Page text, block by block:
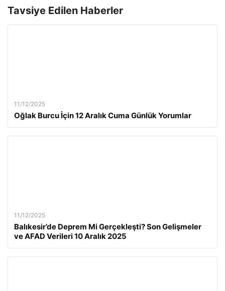
Tavsiye Edilen Haberler
11/12/2025
Oğlak Burcu İçin 12 Aralık Cuma Günlük Yorumlar
11/12/2025
Balıkesir’de Deprem Mi Gerçekleşti? Son Gelişmeler
ve AFAD Verileri 10 Aralık 2025